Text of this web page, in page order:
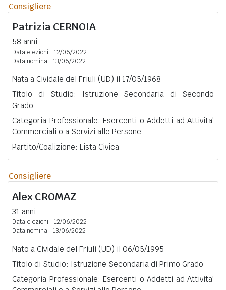
Consigliere
Patrizia CERNOIA
58 anni
Data elezioni: 12/06/2022
Data nomina: 13/06/2022
Nata a Cividale del Friuli (UD) il 17/05/1968
Titolo di Studio: Istruzione Secondaria di Secondo
Grado
Categoria Professionale: Esercenti o Addetti ad Attivita'
Commerciali o a Servizi alle Persone
Partito/Coalizione: Lista Civica
Consigliere
Alex CROMAZ
31 anni
Data elezioni: 12/06/2022
Data nomina: 13/06/2022
Nato a Cividale del Friuli (UD) il 06/05/1995
Titolo di Studio: Istruzione Secondaria di Primo Grado
Categoria Professionale: Esercenti o Addetti ad Attivita'